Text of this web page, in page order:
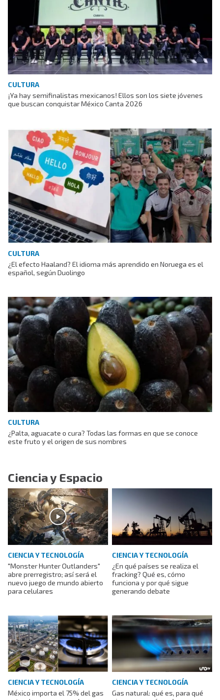
CULTURA
¡Ya hay semifinalistas mexicanos! Ellos son los siete jóvenes
que buscan conquistar México Canta 2026
CULTURA
¿El efecto Haaland? El idioma más aprendido en Noruega es el
español, según Duolingo
CULTURA
¿Palta, aguacate o cura? Todas las formas en que se conoce
este fruto y el origen de sus nombres
Ciencia y Espacio
CIENCIA Y TECNOLOGÍA
"Monster Hunter Outlanders"
abre prerregistro; así será el
nuevo juego de mundo abierto
para celulares
CIENCIA Y TECNOLOGÍA
¿En qué países se realiza el
fracking? Qué es, cómo
funciona y por qué sigue
generando debate
CIENCIA Y TECNOLOGÍA
México importa el 75% del gas
CIENCIA Y TECNOLOGÍA
Gas natural: qué es, para qué